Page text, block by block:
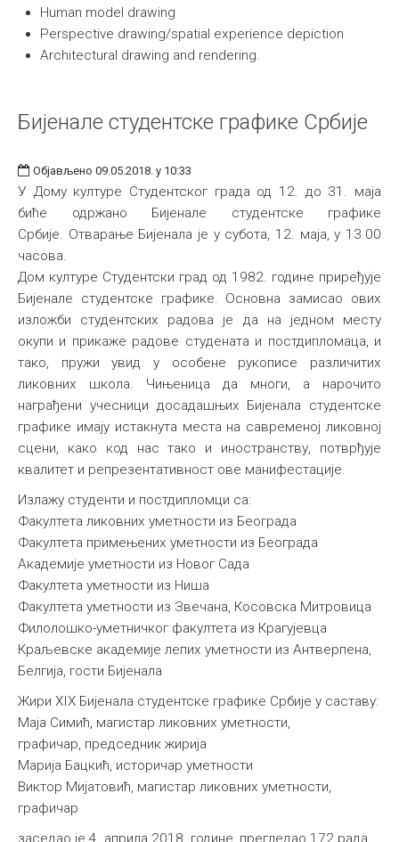
Human model drawing
Perspective drawing/spatial experience depiction
Architectural drawing and rendering.
Бијенале студентске графике Србије
Објављено 09.05.2018. у 10:33
У Дому културе Студентског града од 12. до 31. маја
биће одржано Бијенале студентске графике
Србије. Отварање Бијенала је у субота, 12. маја, у 13.00
часова.
Дом културе Студентски град од 1982. године приређује
Бијенале студентске графике. Основна замисао ових
изложби студентских радова је да на једном месту
окупи и прикаже радове студената и постдипломаца, и
тако, пружи увид у особене рукописе различитих
ликовних школа. Чињеница да многи, а нарочито
награђени учесници досадашњих Бијенала студентске
графике имају истакнута места на савременој ликовној
сцени, како код нас тако и иностранству, потврђује
квалитет и репрезентативност ове манифестације.
Излажу студенти и постдипломци са:
Факултета ликовних уметности из Београда
Факултета примењених уметности из Београда
Академије уметности из Новог Сада
Факултета уметности из Ниша
Факултета уметности из Звечана, Косовска Митровица
Филолошко-уметничког факултета из Крагујевца
Краљевске академије лепих уметности из Антверпена,
Белгија, гости Бијенала
Жири XIX Бијенала студентске графике Србије у саставу:
Маја Симић, магистар ликовних уметности,
графичар, председник жирија
Марија Бацкић, историчар уметности
Виктор Мијатовић, магистар ликовних уметности,
графичар
заседао је 4. априла 2018. године, прегледао 172 рада